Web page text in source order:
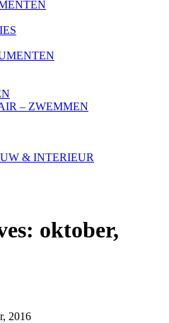
– ZWEMMEN
& INTERIEUR
oktober,
2016